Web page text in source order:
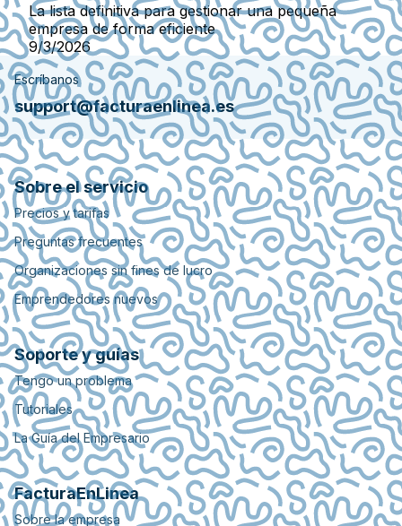
La lista definitiva para gestionar una pequeña
empresa de forma eficiente
9/3/2026
Escríbanos
support@facturaenlinea.es
Sobre el servicio
Precios y tarifas
Preguntas frecuentes
Organizaciones sin fines de lucro
Emprendedores nuevos
Soporte y guías
Tengo un problema
Tutoriales
La Guía del Empresario
FacturaEnLinea
Sobre la empresa